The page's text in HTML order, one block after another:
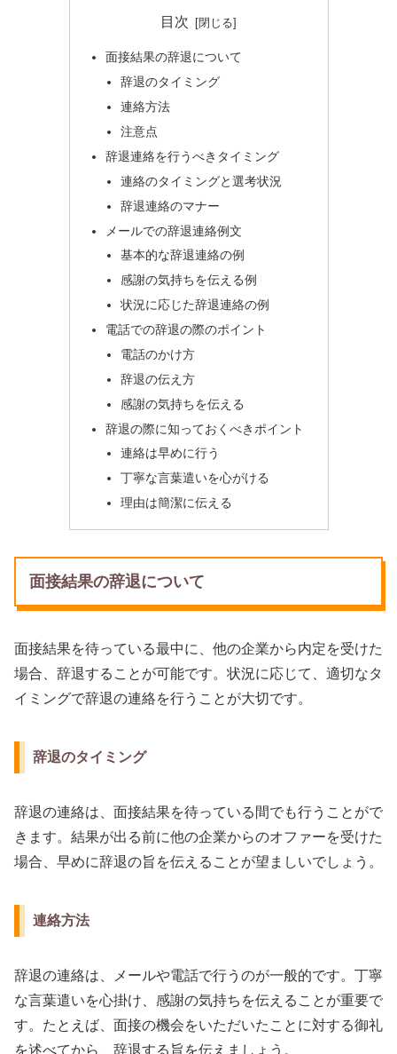
目次
面接結果の辞退について
辞退のタイミング
連絡方法
注意点
辞退連絡を行うべきタイミング
連絡のタイミングと選考状況
辞退連絡のマナー
メールでの辞退連絡例文
基本的な辞退連絡の例
感謝の気持ちを伝える例
状況に応じた辞退連絡の例
電話での辞退の際のポイント
電話のかけ方
辞退の伝え方
感謝の気持ちを伝える
辞退の際に知っておくべきポイント
連絡は早めに行う
丁寧な言葉遣いを心がける
理由は簡潔に伝える
面接結果の辞退について
面接結果を待っている最中に、他の企業から内定を受けた
場合、辞退することが可能です。状況に応じて、適切なタ
イミングで辞退の連絡を行うことが大切です。
辞退のタイミング
辞退の連絡は、面接結果を待っている間でも行うことがで
きます。結果が出る前に他の企業からのオファーを受けた
場合、早めに辞退の旨を伝えることが望ましいでしょう。
連絡方法
辞退の連絡は、メールや電話で行うのが一般的です。丁寧
な言葉遣いを心掛け、感謝の気持ちを伝えることが重要で
す。たとえば、面接の機会をいただいたことに対する御礼
を述べてから、辞退する旨を伝えましょう。